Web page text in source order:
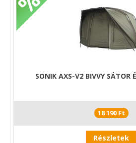
SONIK AXS-V2 BIVVY SÁTOR
18 190 Ft
Részletek